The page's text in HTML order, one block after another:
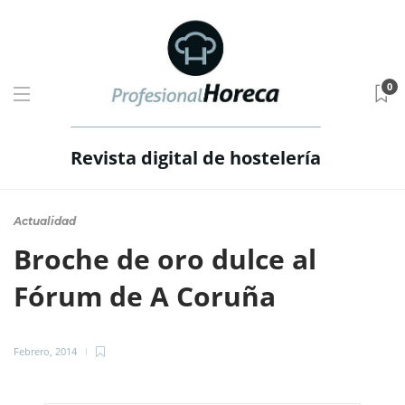
Revista digital de hostelería
0
Actualidad
Broche de oro dulce al
Fórum de A Coruña
Febrero, 2014